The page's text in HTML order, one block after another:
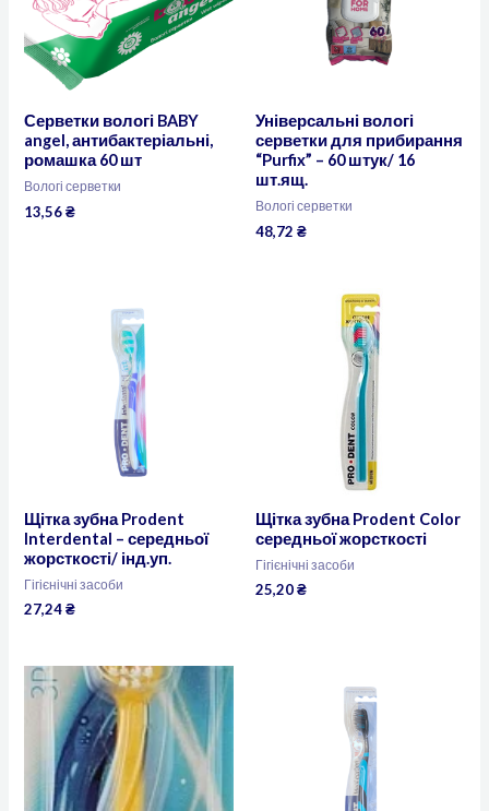
Серветки вологі BABY
angel, антибактеріальні,
ромашка 60 шт
Вологі серветки
13,56₴
Універсальні вологі
серветки для прибирання
“Purfix” – 60 штук/ 16
шт.ящ.
Вологі серветки
48,72 ₴
Щітка зубна Prodent
Interdental – середньої
жорсткості/ інд.уп.
Гігієнічні засоби
27,24₴
Щітка зубна Prodent Color
середньої жорсткості
Гігієнічні засоби
25,20₴